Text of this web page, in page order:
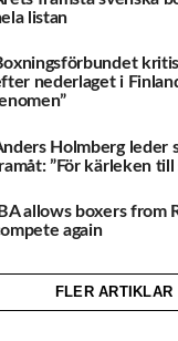
listan
nederlaget i
Holmberg leder
”För kärleken till
IBA allows boxers from
again
FLER ARTIKLAR